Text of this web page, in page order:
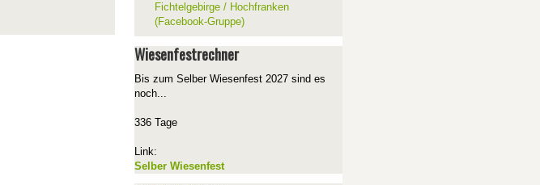
Fichtelgebirge / Hochfranken
(Facebook-Gruppe)
Wiesenfestrechner
Bis zum Selber Wiesenfest 2027 sind es
noch...
336 Tage
Link:
Selber Wiesenfest